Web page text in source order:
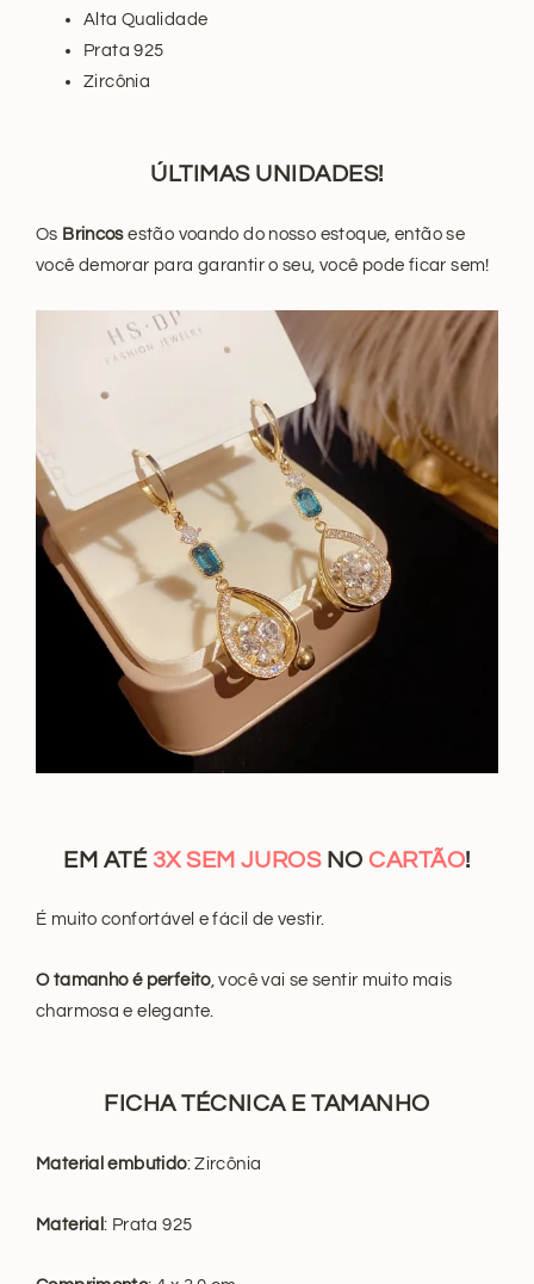
Alta Qualidade
Prata 925
Zircônia
ÚLTIMAS UNIDADES!
Os Brincos estão voando do nosso estoque, então se
você demorar para garantir o seu, você pode ficar sem!
EM ATÉ 3X SEM JUROS NO CARTÃO!
É muito confortável e fácil de vestir.
O tamanho é perfeito, você vai se sentir muito mais
charmosa e elegante.
FICHA TÉCNICA E TAMANHO
Material embutido: Zircônia
Material: Prata 925